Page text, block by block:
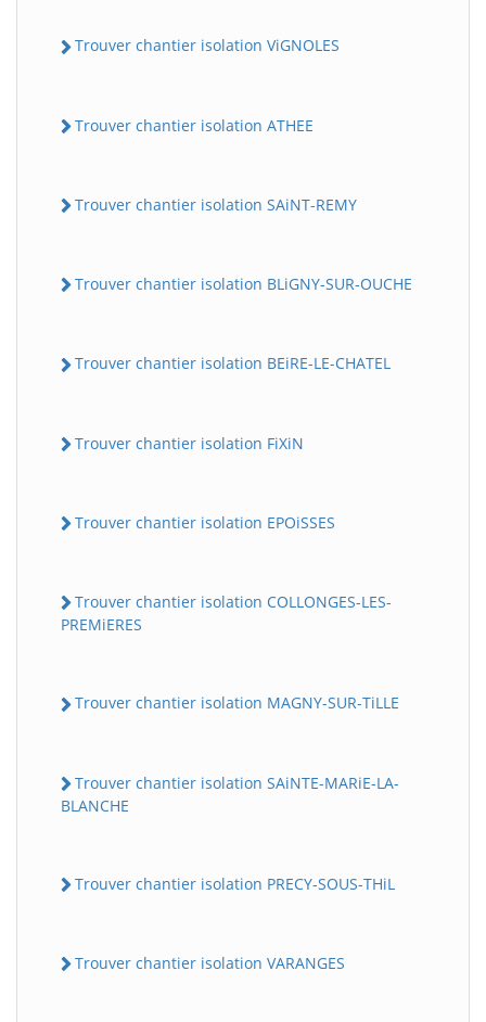
Trouver chantier isolation ViGNOLES
Trouver chantier isolation ATHEE
Trouver chantier isolation SAiNT-REMY
Trouver chantier isolation BLiGNY-SUR-OUCHE
Trouver chantier isolation BEiRE-LE-CHATEL
Trouver chantier isolation FiXiN
Trouver chantier isolation EPOiSSES
Trouver chantier isolation COLLONGES-LES-
PREMiERES
Trouver chantier isolation MAGNY-SUR-TiLLE
Trouver chantier isolation SAiNTE-MARiE-LA-
BLANCHE
Trouver chantier isolation PRECY-SOUS-THiL
Trouver chantier isolation VARANGES